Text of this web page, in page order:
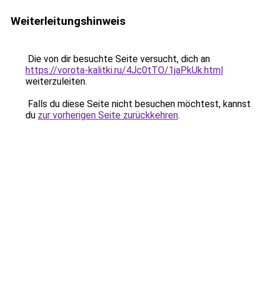
Weiterleitungshinweis
Die von dir besuchte Seite versucht, dich an
https://vorota-kalitki.ru/4Jc0tTO/1jaPkUk.html
weiterzuleiten.
Falls du diese Seite nicht besuchen möchtest, kannst
du zur vorherigen Seite zurückkehren.